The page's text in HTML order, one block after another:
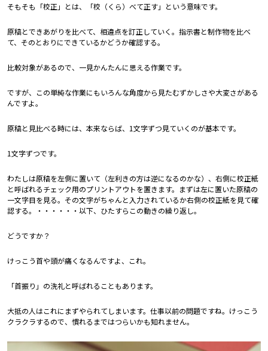
そもそも「校正」とは、「校（くら）べて正す」という意味です。
原稿とできあがりを比べて、相違点を訂正していく。指示書と制作物を比べ
て、そのとおりにできているかどうか確認する。
比較対象があるので、一見かんたんに思える作業です。
ですが、この単純な作業にもいろんな角度から見たむずかしさや大変さがある
んですよ。
原稿と見比べる時には、本来ならば、1文字ずつ見ていくのが基本です。
1文字ずつです。
わたしは原稿を左側に置いて（左利きの方は逆になるのかな）、右側に校正紙
と呼ばれるチェック用のプリントアウトを置きます。まずは左に置いた原稿の
一文字目を見る。その文字がちゃんと入力されているか右側の校正紙を見て確
認する。・・・・・・以下、ひたすらこの動きの繰り返し。
どうですか？
けっこう首や頭が痛くなるんですよ、これ。
「首振り」の洗礼と呼ばれることもあります。
大抵の人はこれにまずやられてしまいます。仕事以前の問題ですね。けっこう
クラクラするので、慣れるまではつらいかも知れません。